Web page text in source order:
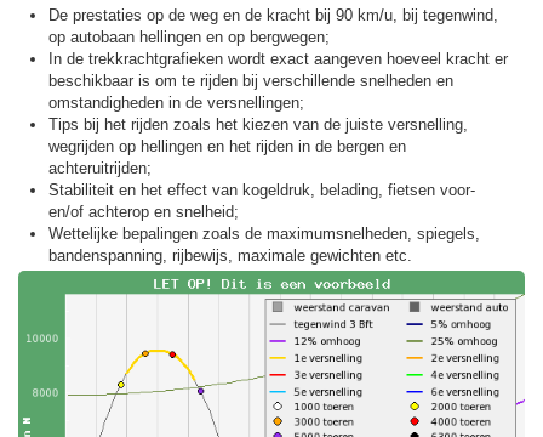
De prestaties op de weg en de kracht bij 90 km/u, bij tegenwind,
op autobaan hellingen en op bergwegen;
In de trekkracht­grafieken wordt exact aangeven hoeveel kracht er
beschikbaar is om te rijden bij verschillende snelheden en
omstandigheden in de versnellingen;
Tips bij het rijden zoals het kiezen van de juiste versnelling,
wegrijden op hellingen en het rijden in de bergen en
achteruitrijden;
Stabiliteit en het effect van kogeldruk, belading, fietsen voor-
en/of achterop en snelheid;
Wettelijke bepalingen zoals de maximumsnelheden, spiegels,
bandenspanning, rijbewijs, maximale gewichten etc.